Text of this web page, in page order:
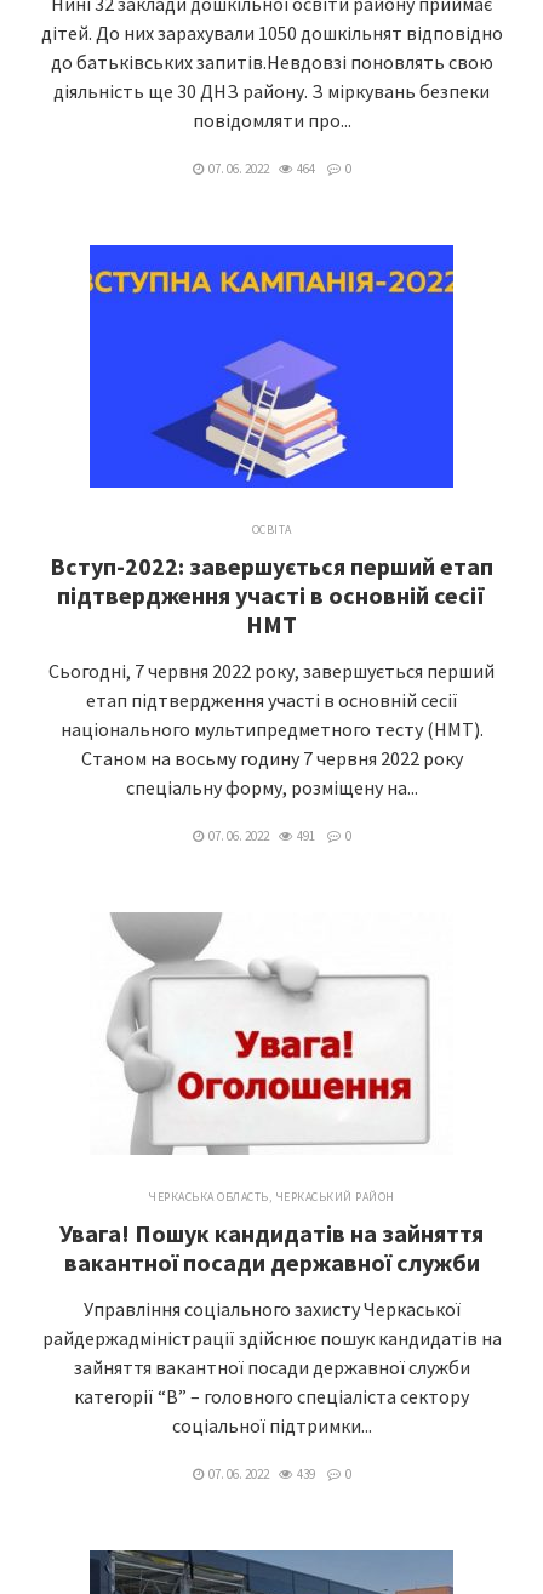
дітей. До них зарахували 1050 дошкільнят відповідно
до батьківських запитів.Невдовзі поновлять свою
діяльність ще 30 ДНЗ району. З міркувань безпеки
повідомляти про...
07. 06. 2022 464 0
ОСВІТА
Вступ-2022: завершується перший етап
підтвердження участі в основній сесії
НМТ
Сьогодні, 7 червня 2022 року, завершується перший
етап підтвердження участі в основній сесії
національного мультипредметного тесту (НМТ).
Станом на восьму годину 7 червня 2022 року
спеціальну форму, розміщену на...
07. 06. 2022 491 0
ЧЕРКАСЬКА ОБЛАСТЬ, ЧЕРКАСЬКИЙ РАЙОН
Увага! Пошук кандидатів на зайняття
вакантної посади державної служби
Управління соціального захисту Черкаської
райдержадміністрації здійснює пошук кандидатів на
зайняття вакантної посади державної служби
категорії “В” – головного спеціаліста сектору
соціальної підтримки...
07. 06. 2022 439 0